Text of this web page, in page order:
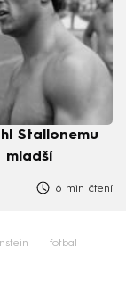
Stallonemu
mladší
6 min čtení
fotbal